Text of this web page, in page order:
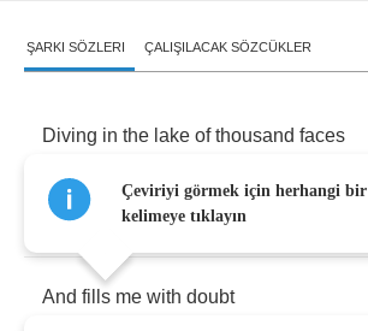
ŞARKI SÖZLERI ÇALIŞILACAK SÖZCÜKLER
Diving in the lake of thousand faces
Every sign seems a delusion
And fills me with doubt
Çeviriyi görmek için herhangi bir
kelimeye tıklayın